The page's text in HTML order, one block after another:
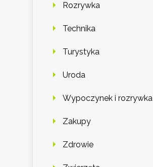
Rozrywka
Technika
Turystyka
Uroda
Wypoczynek i rozrywka
Zakupy
Zdrowie